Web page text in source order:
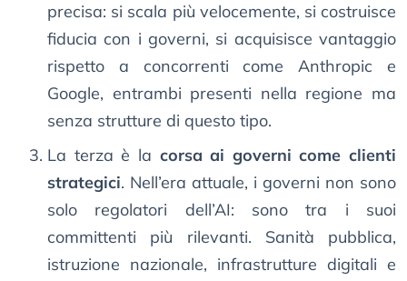
precisa: si scala più velocemente, si costruisce
fiducia con i governi, si acquisisce vantaggio
rispetto a concorrenti come Anthropic e
Google, entrambi presenti nella regione ma
senza strutture di questo tipo.
La terza è la corsa ai governi come clienti
strategici. Nell’era attuale, i governi non sono
solo regolatori dell’AI: sono tra i suoi
committenti più rilevanti. Sanità pubblica,
istruzione nazionale, infrastrutture digitali e